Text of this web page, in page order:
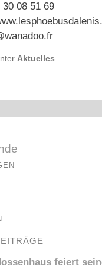
30 08 51 69
Aktuelles
feiert